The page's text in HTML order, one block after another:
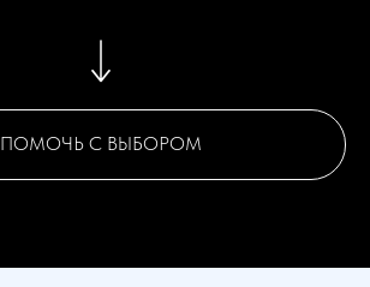
ПОМОЧЬ С ВЫБОРОМ